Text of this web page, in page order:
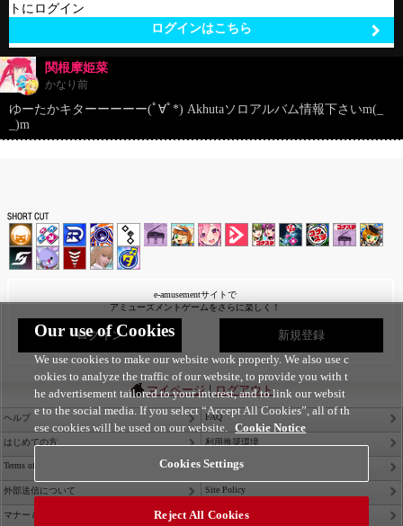
トにログイン
ログインはこちら
関根摩姫菜
かなり前
ゆーたかキターーーーー(ﾟ∀ﾟ*) Akhutaソロアルバム情報下さいm(_
_)m
e-amusementサイトで
アミューズメントゲームをさらに楽しく！
ログイン 新規登録
マイページ|ログアウト
ヘルプ FAQ
はじめての方 利用推奨環境
Terms of Service Privacy Policy
外部送信について Site Policy
マナー＆ルール Contact Us
Our use of Cookies
We use cookies to make our website work properly. We also use c
ookies to analyze the traffic of our website, to provide you with t
he advertisement tailored to your interest, and to link our websit
e to the social media. If you select “Accept All Cookies”, all of th
ese cookies will be used on our website. Cookie Notice
Cookies Settings
Reject All Cookies